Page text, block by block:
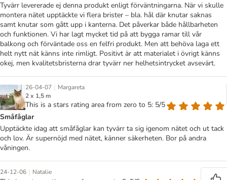
Tyvärr levererade ej denna produkt enligt förväntningarna. När vi skulle
montera nätet upptäckte vi flera brister – bla. hål där knutar saknas
samt knutar som gått upp i kanterna. Det påverkar både hållbarheten
och funktionen. Vi har lagt mycket tid på att bygga ramar till vår
balkong och förväntade oss en felfri produkt. Men att behöva laga ett
helt nytt nät känns inte rimligt. Positivt är att materialet i övrigt känns
okej, men kvalitetsbristerna drar tyvärr ner helhetsintrycket avsevärt.
26-04-07 | Margareta
2 x 1,5 m
This is a stars rating area from zero to 5: 5/5
Småfåglar
Upptäckte idag att småfåglar kan tyvärr ta sig igenom nätet och ut tack
och lov. Är supernöjd med nätet, känner säkerheten. Bor på andra
våningen.
24-12-06 | Natalie